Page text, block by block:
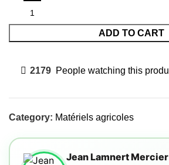
ADD TO CART
2179 People watching this
Category: Matériels agricoles
Jean Lamnert Mercier